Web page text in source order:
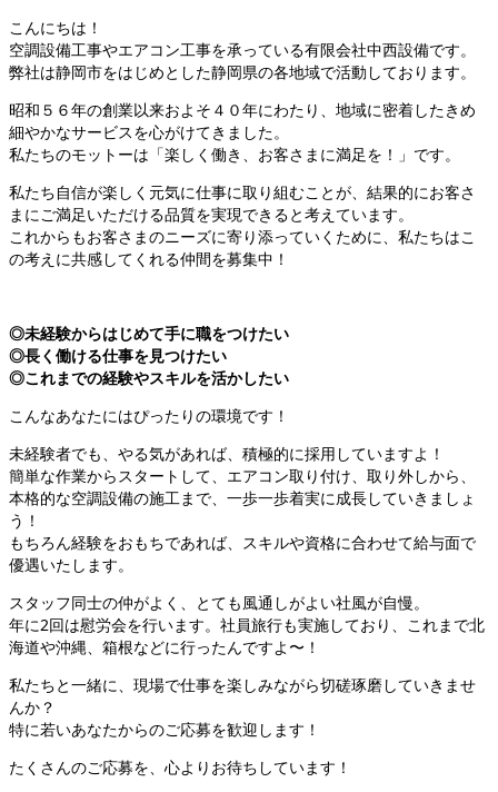
こんにちは！
空調設備工事やエアコン工事を承っている有限会社中西設備です。
弊社は静岡市をはじめとした静岡県の各地域で活動しております。
昭和５６年の創業以来およそ４０年にわたり、地域に密着したきめ
細やかなサービスを心がけてきました。
私たちのモットーは「楽しく働き、お客さまに満足を！」です。
私たち自信が楽しく元気に仕事に取り組むことが、結果的にお客さ
まにご満足いただける品質を実現できると考えています。
これからもお客さまのニーズに寄り添っていくために、私たちはこ
の考えに共感してくれる仲間を募集中！
◎未経験からはじめて手に職をつけたい
◎長く働ける仕事を見つけたい
◎これまでの経験やスキルを活かしたい
こんなあなたにはぴったりの環境です！
未経験者でも、やる気があれば、積極的に採用していますよ！
簡単な作業からスタートして、エアコン取り付け、取り外しから、
本格的な空調設備の施工まで、一歩一歩着実に成長していきましょ
う！
もちろん経験をおもちであれば、スキルや資格に合わせて給与面で
優遇いたします。
スタッフ同士の仲がよく、とても風通しがよい社風が自慢。
年に2回は慰労会を行います。社員旅行も実施しており、これまで北
海道や沖縄、箱根などに行ったんですよ〜！
私たちと一緒に、現場で仕事を楽しみながら切磋琢磨していきませ
んか？
特に若いあなたからのご応募を歓迎します！
たくさんのご応募を、心よりお待ちしています！